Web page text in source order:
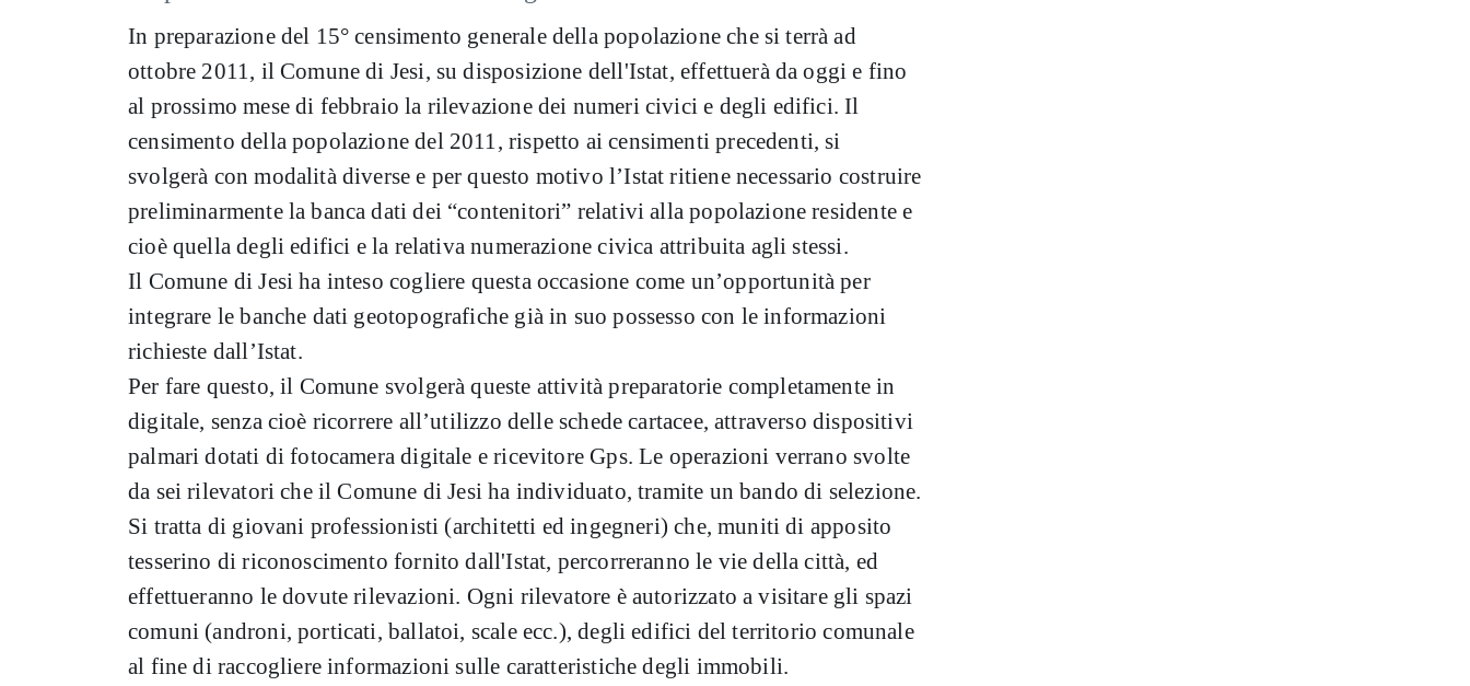
In preparazione del 15° censimento generale della popolazione che si terrà ad
ottobre 2011, il Comune di Jesi, su disposizione dell'Istat, effettuerà da oggi e fino
al prossimo mese di febbraio la rilevazione dei numeri civici e degli edifici. Il
censimento della popolazione del 2011, rispetto ai censimenti precedenti, si
svolgerà con modalità diverse e per questo motivo l’Istat ritiene necessario costruire
preliminarmente la banca dati dei “contenitori” relativi alla popolazione residente e
cioè quella degli edifici e la relativa numerazione civica attribuita agli stessi.
Il Comune di Jesi ha inteso cogliere questa occasione come un’opportunità per
integrare le banche dati geotopografiche già in suo possesso con le informazioni
richieste dall’Istat.
Per fare questo, il Comune svolgerà queste attività preparatorie completamente in
digitale, senza cioè ricorrere all’utilizzo delle schede cartacee, attraverso dispositivi
palmari dotati di fotocamera digitale e ricevitore Gps. Le operazioni verrano svolte
da sei rilevatori che il Comune di Jesi ha individuato, tramite un bando di selezione.
Si tratta di giovani professionisti (architetti ed ingegneri) che, muniti di apposito
tesserino di riconoscimento fornito dall'Istat, percorreranno le vie della città, ed
effettueranno le dovute rilevazioni. Ogni rilevatore è autorizzato a visitare gli spazi
comuni (androni, porticati, ballatoi, scale ecc.), degli edifici del territorio comunale
al fine di raccogliere informazioni sulle caratteristiche degli immobili.